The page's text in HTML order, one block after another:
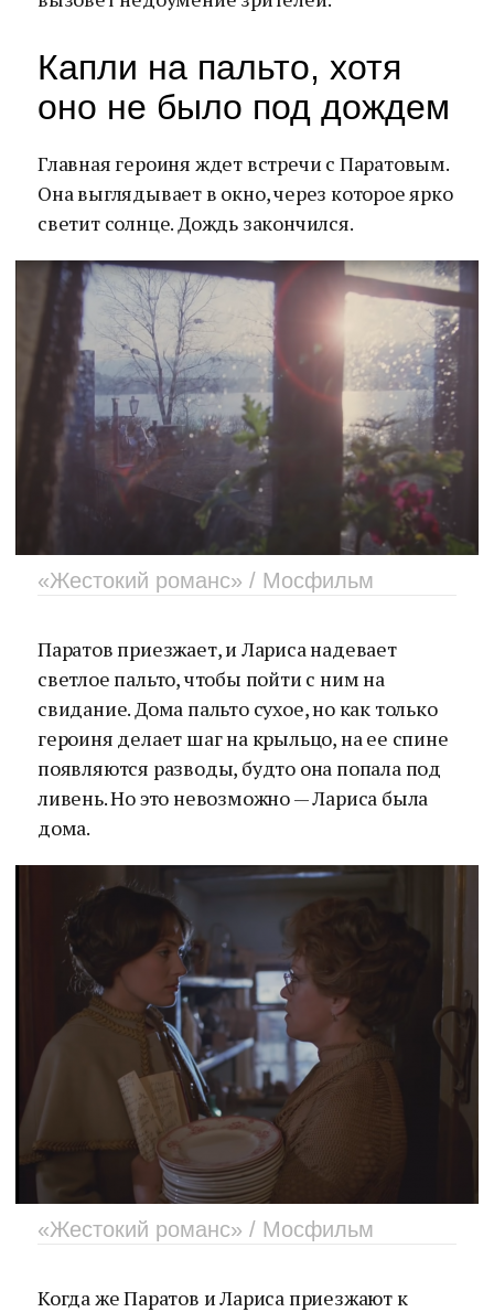
Капли на пальто, хотя
оно не было под дождем
Главная героиня ждет встречи с Паратовым.
Она выглядывает в окно, через которое ярко
светит солнце. Дождь закончился.
«Жестокий романс» / Мосфильм
Паратов приезжает, и Лариса надевает
светлое пальто, чтобы пойти с ним на
свидание. Дома пальто сухое, но как только
героиня делает шаг на крыльцо, на ее спине
появляются разводы, будто она попала под
ливень. Но это невозможно — Лариса была
дома.
«Жестокий романс» / Мосфильм
Когда же Паратов и Лариса приезжают к